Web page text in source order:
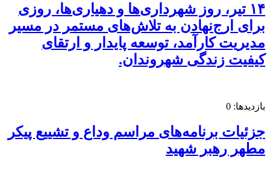
۱۴ تیر، روز شهرداری‌ها و دهیاری‌ها، روزی
برای ارج‌نهادن به تلاش‌های مستمر در مسیر
مدیریت کارآمد، توسعه پایدار و ارتقای
کیفیت زندگی شهروندان.
بازدیدها: 0
جزئیات برنامه‌های مراسم وداع و تشییع پیکر
مطهر رهبر شهید